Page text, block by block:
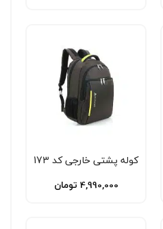
کوله پشتی خارجی کد 173
4,990,000 تومان